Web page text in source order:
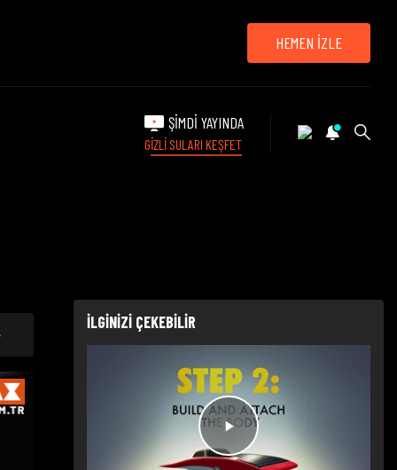
HEMEN İZLE
ŞİMDİ YAYINDA
GİZLİ SULARI KEŞFET
İLGİNİZİ ÇEKEBİLİR